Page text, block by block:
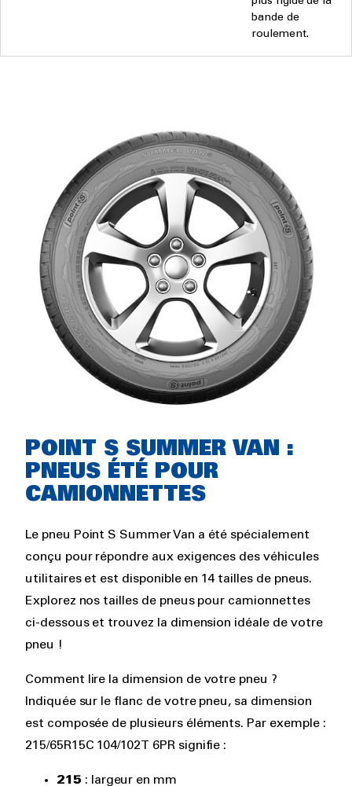
bande de
roulement.
Rich
text
POINT S SUMMER VAN :
PNEUS ÉTÉ POUR
CAMIONNETTES
Le pneu Point S Summer Van a été spécialement
conçu pour répondre aux exigences des véhicules
utilitaires et est disponible en 14 tailles de pneus.
Explorez nos tailles de pneus pour camionnettes
ci-dessous et trouvez la dimension idéale de votre
pneu !
Comment lire la dimension de votre pneu ?
Indiquée sur le flanc de votre pneu, sa dimension
est composée de plusieurs éléments. Par exemple :
215/65R15C 104/102T 6PR signifie :
215 : largeur en mm